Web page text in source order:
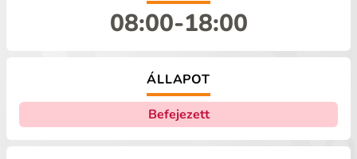
08:00-18:00
ÁLLAPOT
Befejezett